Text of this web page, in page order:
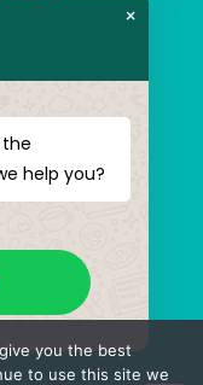
×
help you?
you the best
to use this site we